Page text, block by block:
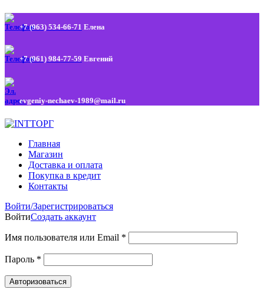
+7 (963) 534-66-71 Елена
+7 (961) 984-77-59 Евгений
evgeniy-nechaev-1989@mail.ru
Главная
Магазин
Доставка и оплата
Покупка в кредит
Контакты
Войти/Зарегистрироваться
ВойтиСоздать аккаунт
Имя пользователя или Email *
Пароль *
Авторизоваться